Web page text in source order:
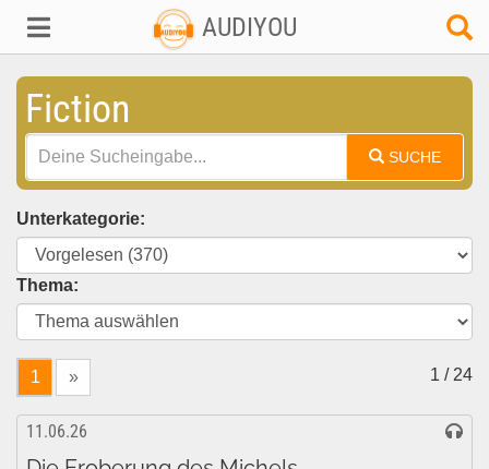
AUDIYOU
Fiction
SUCHE
Unterkategorie:
Thema:
1 » 1 / 24
11.06.26